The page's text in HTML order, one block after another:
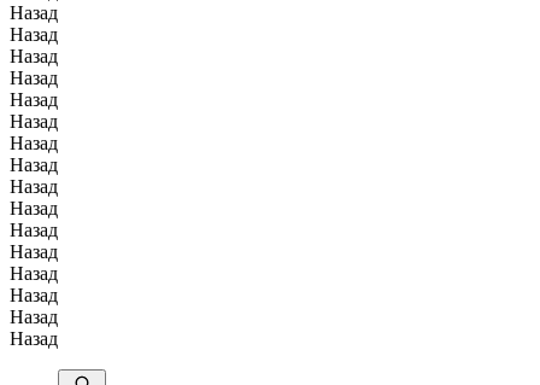
Назад
Назад
Назад
Назад
Назад
Назад
Назад
Назад
Назад
Назад
Назад
Назад
Назад
Назад
Назад
Назад